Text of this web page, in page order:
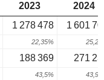
2023
2024
1 278 478 1 601
22,35%
188 369 271
43,5%